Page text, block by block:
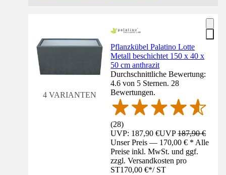
4 VARIANTEN
Pflanzkübel Palatino Lotte
Metall beschichtet 150 x 40 x
50 cm anthrazit
Durchschnittliche Bewertung:
4.6 von 5 Sternen. 28
Bewertungen.
(28)
UVP: 187,90 €UVP187,90 €
Unser Preis — 170,00 € * Alle
Preise inkl. MwSt. und ggf.
zzgl. Versandkosten pro
ST170,00 €*/ ST